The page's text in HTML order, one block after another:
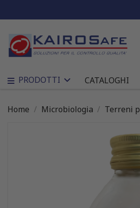
PRODOTTI CATALOGHI
Home Microbiologia Terreni